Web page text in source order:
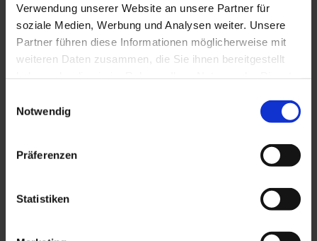
Verwendung unserer Website an unsere Partner für
soziale Medien, Werbung und Analysen weiter. Unsere
Partner führen diese Informationen möglicherweise mit
weiteren Daten zusammen, die Sie ihnen bereitgestellt
Cookies, wenn Sie unsere Webseite weiterhin nutzen.
Notwendig
Präferenzen
Statistiken
Verlegeanleitung TSL 50 PP
PDF, 994 KB
PDF, 879 KB
PDF, 876 KB